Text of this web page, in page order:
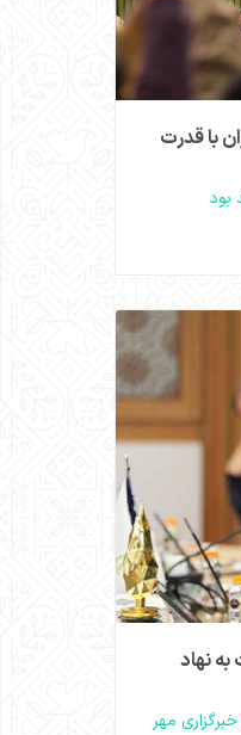
با قدرت
بود
>
نهاد
مهر